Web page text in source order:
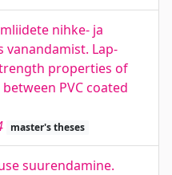
nihke- ja
vanandamist. Lap-
properties of
PVC coated
master's theses
suurendamine.